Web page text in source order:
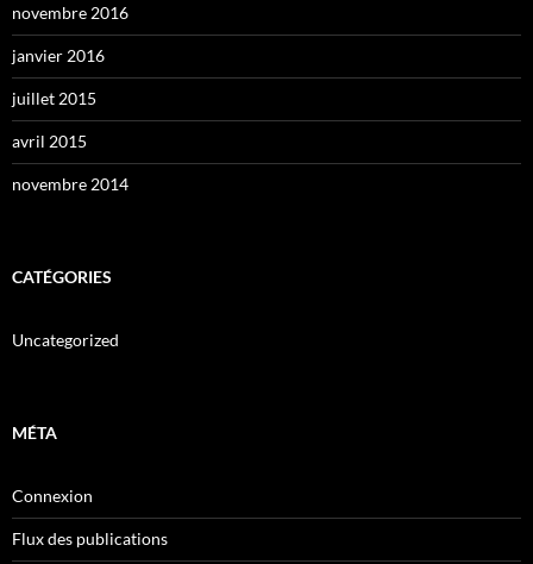
novembre 2016
janvier 2016
juillet 2015
avril 2015
novembre 2014
CATÉGORIES
Uncategorized
MÉTA
Connexion
Flux des publications